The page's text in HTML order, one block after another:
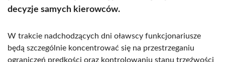
decyzje samych kierowców.
W trakcie nadchodzących dni oławscy funkcjonariusze
będą szczególnie koncentrować się na przestrzeganiu
ograniczeń prędkości oraz kontrolowaniu stanu trzeźwości